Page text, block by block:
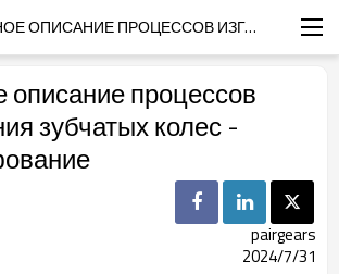
ПОДРОБНОЕ ОПИСАНИЕ ПРОЦЕССОВ ИЗГОТОВЛЕНИЯ ЗУБЧАТЫХ КОЛЕС - ЗУБОШЛИФОВАНИЕ
описание процессов
зубчатых колес -
pairgears
2024/7/31